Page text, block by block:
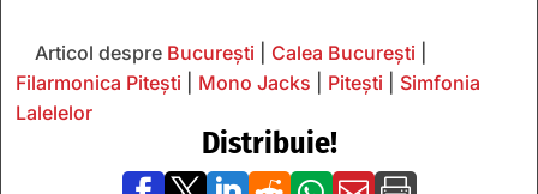
Articol despre București Calea București
Filarmonica Pitești
Mono Jacks Pitești
Simfonia
Lalelelor
Distribuie!